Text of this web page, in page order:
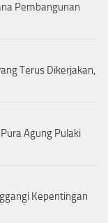
Pembangunan
Terus Dikerjakan,
Agung Pulaki
Kepentingan